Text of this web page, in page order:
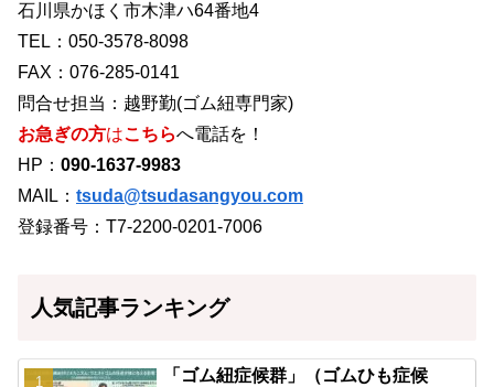
石川県かほく市木津ハ64番地4
TEL：050-3578-8098
FAX：076-285-0141
問合せ担当：越野勤(ゴム紐専門家)
お急ぎの方はこちらへ電話を！
HP： 090-1637-9983
MAIL： tsuda@tsudasangyou.com
登録番号：T7-2200-0201-7006
人気記事ランキング
「ゴム紐症候群」（ゴムひも症候